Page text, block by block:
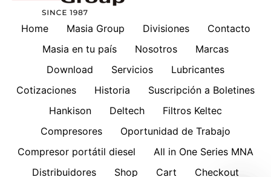
Home Masia Group Divisiones
Contacto
Masia en tu país
Nosotros
Marcas
Download
Servicios
Lubricantes
Cotizaciones
Historia
Suscripción a Boletines
Hankison
Deltech
Filtros Keltec
Compresores
Oportunidad de Trabajo
Compresor portátil diesel
All in One Series MNA
Distribuidores
Shop Cart Checkout